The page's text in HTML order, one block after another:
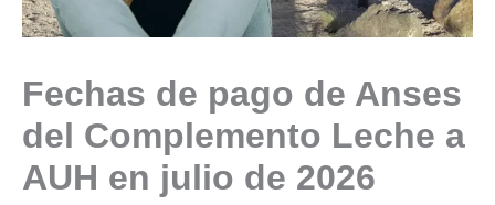
Fechas de pago de Anses
del Complemento Leche a
AUH en julio de 2026